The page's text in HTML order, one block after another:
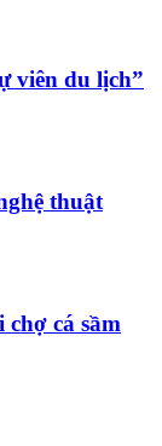
viên du lịch”
thuật
cá sầm